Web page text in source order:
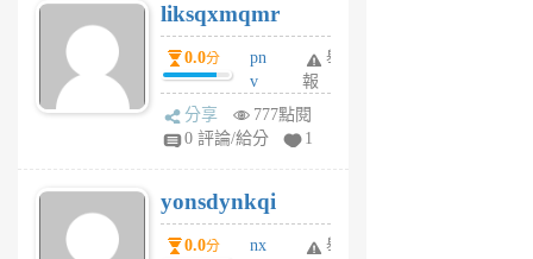
6
個
月
前
liksqxmqmr
0.0分
pn
v
wt
sv
6
個
月
舉
報
分享
777點閱
0 評論/給分
1
yonsdynkqi
0.0分
nx
舉